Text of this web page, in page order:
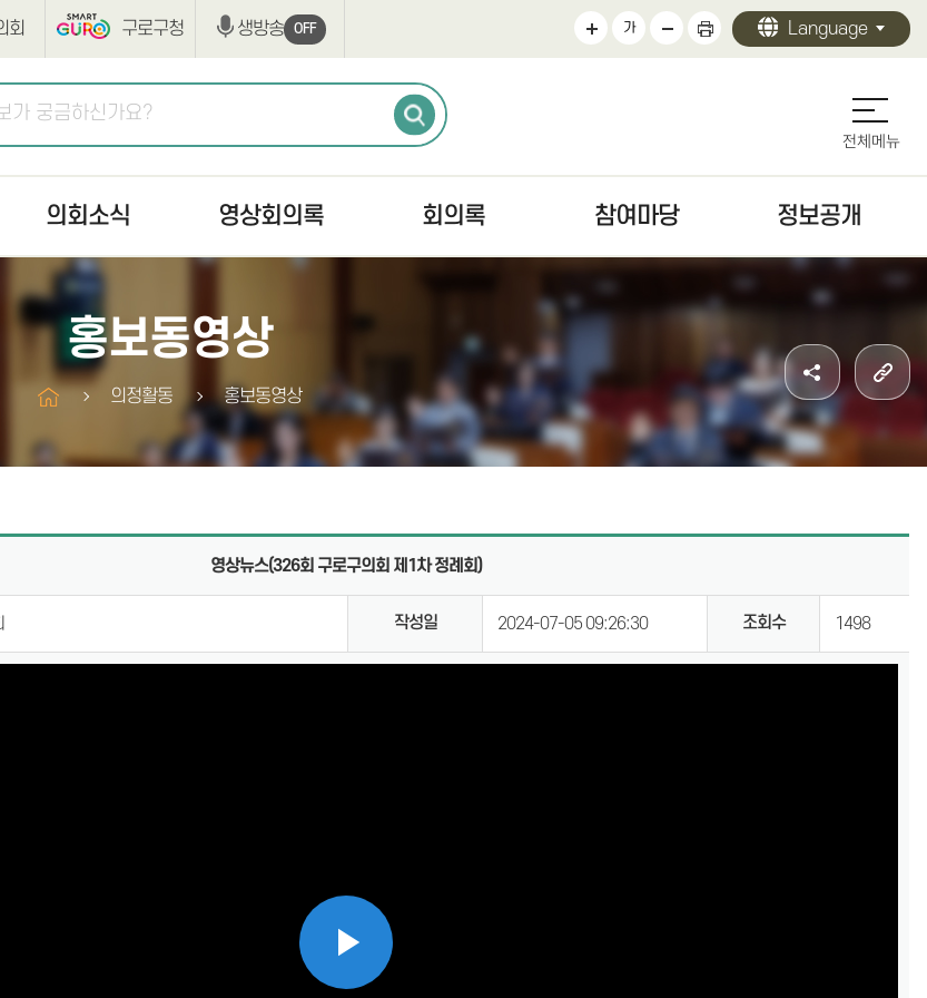
회 구로구청 생방송 OFF 가 Language
의회소식
공지사항
고시/공고
의사일정
조례·규칙입법예고
영상회의록
본회의
상임위원회
구정질문
회의록
구정질문
부록검색
의안통계
참여마당
청원/진정 안내
주민조례청구안내
방청·견학
의회용어사전
설문조사
정보공개
정보공개 안내
의원 활동
의회 사무
전체메뉴
홍보동영상
의정활동 홍보동영상
영상뉴스(326회 구로구의회 제1차 정례회)
작성일 2024-07-05 09:26:30 조회수 1498